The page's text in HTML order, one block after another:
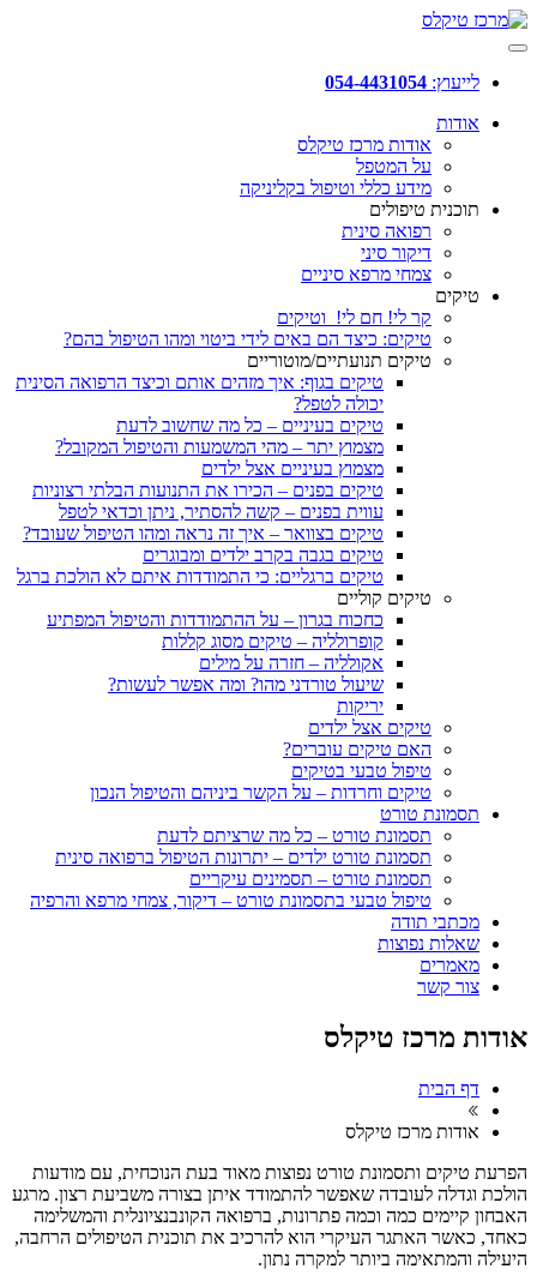
לייעוץ: 054-4431054
אודות
אודות מרכז טיקלס
על המטפל
מידע כללי וטיפול בקליניקה
תוכנית טיפולים
רפואה סינית
דיקור סיני
צמחי מרפא סיניים
טיקים
קר לי! חם לי! וטיקים
טיקים: כיצד הם באים לידי ביטוי ומהו הטיפול בהם?
טיקים תנועתיים/מוטוריים
טיקים בגוף: איך מזהים אותם וכיצד הרפואה הסינית
יכולה לטפל?
טיקים בעיניים – כל מה שחשוב לדעת
מצמוץ יתר – מהי המשמעות והטיפול המקובל?
מצמוץ בעיניים אצל ילדים
טיקים בפנים – הכירו את התנועות הבלתי רצוניות
עווית בפנים – קשה להסתיר, ניתן וכדאי לטפל
טיקים בצוואר – איך זה נראה ומהו הטיפול שעובד?
טיקים בגבה בקרב ילדים ומבוגרים
טיקים ברגליים: כי התמודדות איתם לא הולכת ברגל
טיקים קוליים
כחכוח בגרון – על ההתמודדות והטיפול המפתיע
קופרולליה – טיקים מסוג קללות
אקולליה – חזרה על מילים
שיעול טורדני מהו? ומה אפשר לעשות?
יריקות
טיקים אצל ילדים
האם טיקים עוברים?
טיפול טבעי בטיקים
טיקים וחרדות – על הקשר ביניהם והטיפול הנכון
תסמונת טורט
תסמונת טורט – כל מה שרציתם לדעת
תסמונת טורט ילדים – יתרונות הטיפול ברפואה סינית
תסמונת טורט – תסמינים עיקריים
טיפול טבעי בתסמונת טורט – דיקור, צמחי מרפא והרפיה
מכתבי תודה
שאלות נפוצות
מאמרים
צור קשר
אודות מרכז טיקלס
דף הבית
אודות מרכז טיקלס
הפרעת טיקים ותסמונת טורט נפוצות מאוד בעת הנוכחית, עם מודעות
הולכת וגדלה לעובדה שאפשר להתמודד איתן בצורה משביעת רצון. מרגע
האבחון קיימים כמה וכמה פתרונות, ברפואה הקונבנציונלית והמשלימה
כאחד, כאשר האתגר העיקרי הוא להרכיב את תוכנית הטיפולים הרחבה,
היעילה והמתאימה ביותר למקרה נתון.